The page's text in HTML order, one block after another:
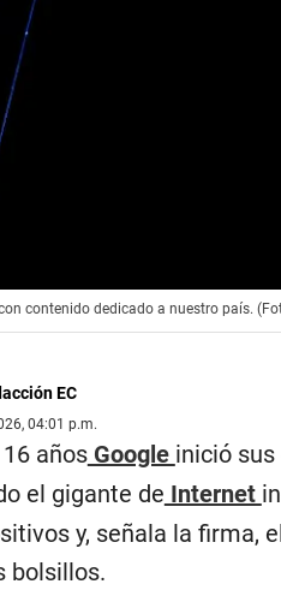
contenido dedicado a nuestro país.
EC
04:01 p.m.
añosGoogle inició sus
el gigante de Internet
y, señala la firma,
bolsillos.